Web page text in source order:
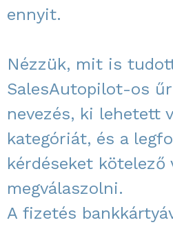
ennyit.
Nézzük, mit is
SalesAutopilot-os
nevezés, ki lehetett
kategóriát, és a
kérdéseket kötelező
megválaszolni.
A fizetés